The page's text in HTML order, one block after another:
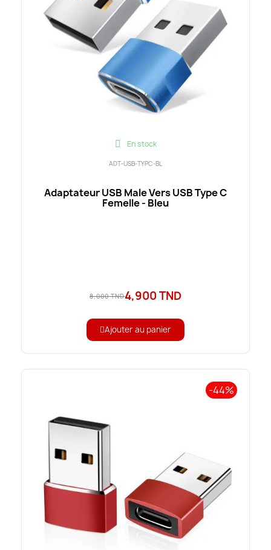
En stock
ADT-USB-TYPC-BL
Adaptateur USB Male Vers USB Type C
Femelle - Bleu
8,000 TND4,900 TND
Ajouter au panier
-44%